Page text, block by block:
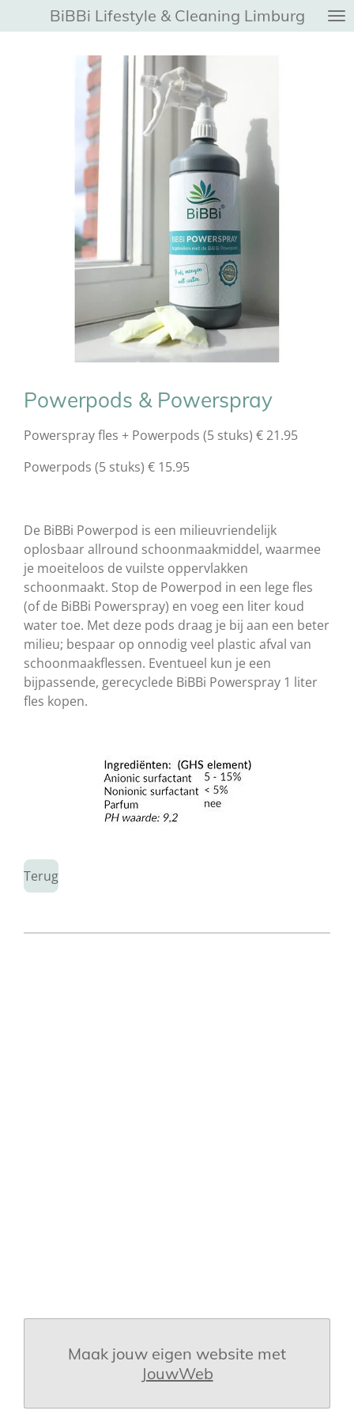
direct
BiBBi Lifestyle & Cleaning Limburg
Powerpods & Powerspray
Powerspray fles + Powerpods (5 stuks) € 21.95
Powerpods (5 stuks) € 15.95
De BiBBi Powerpod is een milieuvriendelijk
oplosbaar allround schoonmaakmiddel, waarmee
je moeiteloos de vuilste oppervlakken
schoonmaakt. Stop de Powerpod in een lege fles
(of de BiBBi Powerspray) en voeg een liter koud
water toe. Met deze pods draag je bij aan een beter
milieu; bespaar op onnodig veel plastic afval van
schoonmaakflessen. Eventueel kun je een
bijpassende, gerecyclede BiBBi Powerspray 1 liter
fles kopen.
Terug
Maak jouw eigen website met
JouwWeb